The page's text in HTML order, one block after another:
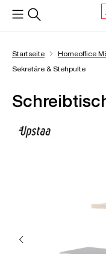
springen
Startseite Homeoffice
Sekretäre & Stehpulte